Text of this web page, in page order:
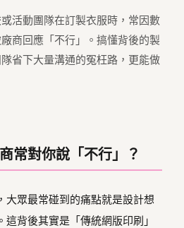
活動團隊在訂製衣服時，常因數
商回應「不行」。搞懂背後的製
省下大量溝通的冤枉路，更能做
常對你說「不行」？
大眾最常碰到的痛點就是設計想
背後其實是「傳統網版印刷」